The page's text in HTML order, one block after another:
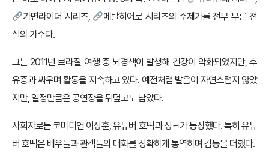
가면라이더 시리즈, 메탈히어로 시리즈의 주제가를 전부 부른 전
설의 가수다.
그는 2011년 브라질 여행 중 뇌경색이 발생해 건강이 악화되었지만, 후
유증과 싸우며 활동을 지속하고 있다. 예전처럼 발음이 자연스럽지 않았
지만, 열정만큼은 공연장을 뒤덮고도 남았다.
사회자로는 코미디언 이상훈, 유튜버 호떡과 정ㅋ가 등장했다. 특히 유튜
버 호떡은 배우들과 관객들의 대화를 정확하게 통역하며 감동을 더했다.